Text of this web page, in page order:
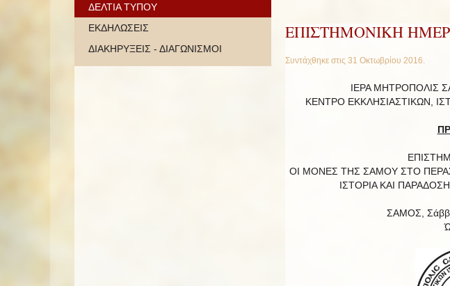
ΕΠΙΣΤΗΜΟΝΙΚΗ
Συντάχθηκε στις 31 Οκτωβρίου 2016.
ΙΕΡΑ ΜΗΤΡΟΠΟΛΙΣ
ΚΕΝΤΡΟ ΕΚΚΛΗΣΙΑΣΤΙΚΩΝ,
ΟΙ ΜΟΝΕΣ ΤΗΣ ΣΑΜΟΥ ΣΤΟ
ΙΣΤΟΡΙΑ ΚΑΙ
ΣΑΜΟΣ,
ΔΕΛΤΙΑ ΤΥΠΟΥ
ΕΚΔΗΛΩΣΕΙΣ
ΔΙΑΚΗΡΥΞΕΙΣ - ΔΙΑΓΩΝΙΣΜΟΙ